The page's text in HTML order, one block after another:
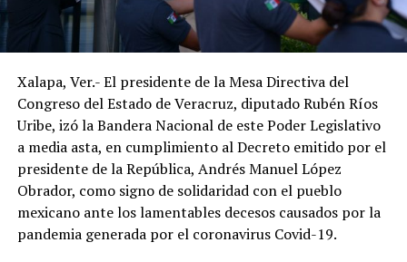
Xalapa, Ver.- El presidente de la Mesa Directiva del
Congreso del Estado de Veracruz, diputado Rubén Ríos
Uribe, izó la Bandera Nacional de este Poder Legislativo
a media asta, en cumplimiento al Decreto emitido por el
presidente de la República, Andrés Manuel López
Obrador, como signo de solidaridad con el pueblo
mexicano ante los lamentables decesos causados por la
pandemia generada por el coronavirus Covid-19.